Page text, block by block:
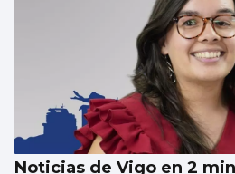
Noticias de Vigo en 2